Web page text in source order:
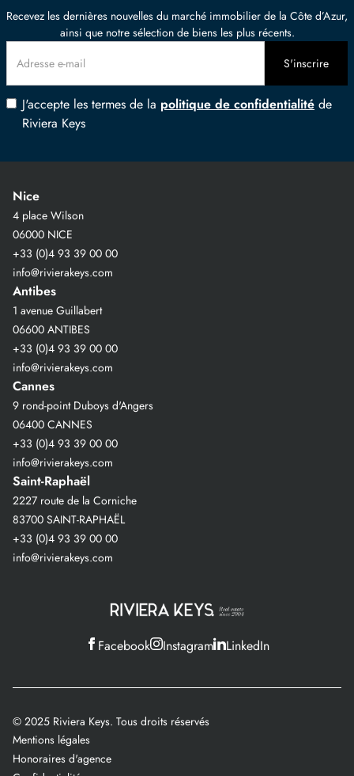
Recevez les dernières nouvelles du marché immobilier de la Côte d’Azur,
ainsi que notre sélection de biens les plus récents.
J'accepte les termes de la politique de confidentialité de
Riviera Keys
Nice
4 place Wilson
06000 NICE
+33 (0)4 93 39 00 00
info@rivierakeys.com
Antibes
1 avenue Guillabert
06600 ANTIBES
+33 (0)4 93 39 00 00
info@rivierakeys.com
Cannes
9 rond-point Duboys d'Angers
06400 CANNES
+33 (0)4 93 39 00 00
info@rivierakeys.com
Saint-Raphaël
2227 route de la Corniche
83700 SAINT-RAPHAËL
+33 (0)4 93 39 00 00
info@rivierakeys.com
Facebook Instagram LinkedIn
© 2025 Riviera Keys. Tous droits réservés
Mentions légales
Honoraires d'agence